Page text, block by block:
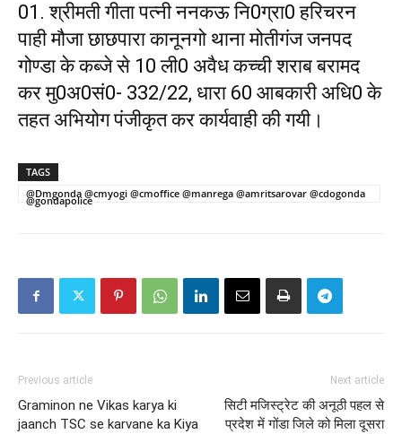
01. श्रीमती गीता पत्नी ननकऊ नि0ग्रा0 हरिचरन
पाही मौजा छाछपारा कानूनगो थाना मोतीगंज जनपद
गोण्डा के कब्जे से 10 ली0 अवैध कच्ची शराब बरामद
कर मु0अ0सं0- 332/22, धारा 60 आबकारी अधि0 के
तहत अभियोग पंजीकृत कर कार्यवाही की गयी।
TAGS
@Dmgonda @cmyogi @cmoffice @manrega @amritsarovar @cdogonda
@gondapolice
Previous article
Graminon ne Vikas karya ki
jaanch TSC se karvane ka Kiya
Next article
सिटी मजिस्ट्रेट की अनूठी पहल से
प्रदेश में गोंडा जिले को मिला दूसरा